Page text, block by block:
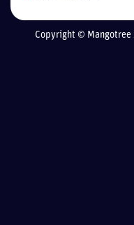
Copyright © Mangotree